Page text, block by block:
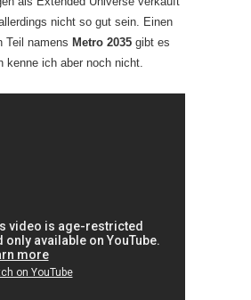
nicht so gut sein. Einen
Teil namens Metro 2035 gibt es
kenne ich aber noch nicht.